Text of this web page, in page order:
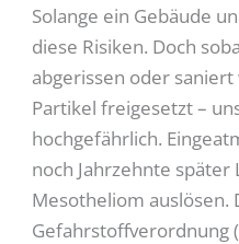
Solange ein Gebäude
diese Risiken. Doch
abgerissen oder
Partikel freigesetzt –
hochgefährlich.
noch Jahrzehnte später
Mesotheliom auslösen.
Gefahrstoffverordnung